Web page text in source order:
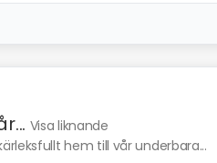
Visa liknande
hem till vår underbara...